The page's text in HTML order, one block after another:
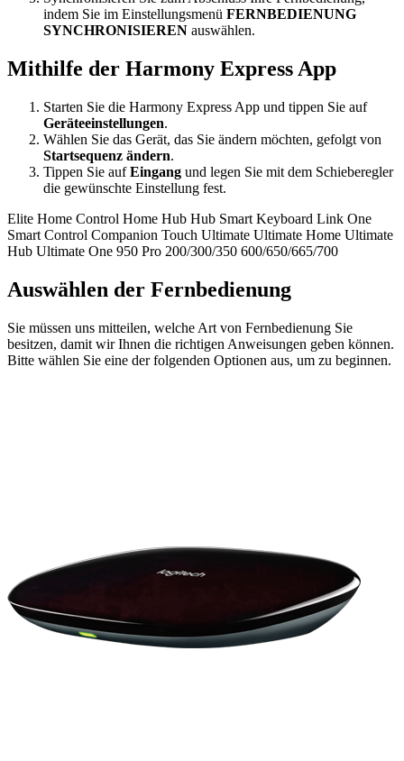
indem Sie im Einstellungsmenü FERNBEDIENUNG
SYNCHRONISIEREN auswählen.
Mithilfe der Harmony Express App
Starten Sie die Harmony Express App und tippen Sie auf
Geräteeinstellungen.
Wählen Sie das Gerät, das Sie ändern möchten, gefolgt von
Startsequenz ändern.
Tippen Sie aufEingang und legen Sie mit dem Schieberegler
die gewünschte Einstellung fest.
Elite Home Control Home Hub Hub Smart Keyboard Link One
Smart Control Companion Touch Ultimate Ultimate Home Ultimate
Hub Ultimate One 950 Pro 200/300/350 600/650/665/700
Auswählen der Fernbedienung
Sie müssen uns mitteilen, welche Art von Fernbedienung Sie
besitzen, damit wir Ihnen die richtigen Anweisungen geben können.
Bitte wählen Sie eine der folgenden Optionen aus, um zu beginnen.